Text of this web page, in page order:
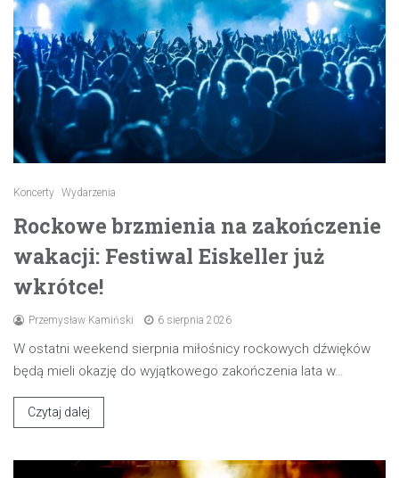
Koncerty Wydarzenia
Rockowe brzmienia na zakończenie
wakacji: Festiwal Eiskeller już
wkrótce!
Przemysław Kamiński 6 sierpnia 2026
W ostatni weekend sierpnia miłośnicy rockowych dźwięków
będą mieli okazję do wyjątkowego zakończenia lata w…
Czytaj dalej